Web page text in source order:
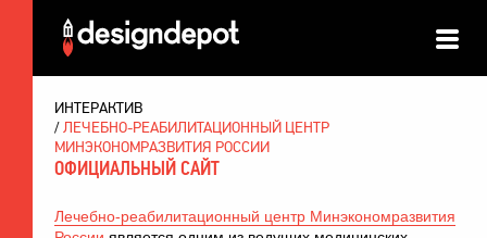
ИНТЕРАКТИВ
ЛЕЧЕБНО-РЕАБИЛИТАЦИОННЫЙ ЦЕНТР
МИНЭКОНОМРАЗВИТИЯ РОССИИ
ОФИЦИАЛЬНЫЙ САЙТ
Лечебно-реабилитационный центр Минэкономразвития